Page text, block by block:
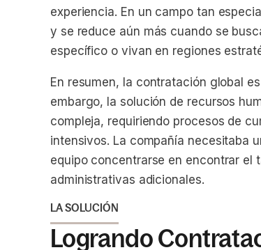
experiencia. En un campo tan
y se reduce aún más cuando se
específico o vivan en regiones
En resumen, la contratación global
embargo, la solución de recursos
compleja, requiriendo procesos de
intensivos. La compañía necesitaba
equipo concentrarse en encontrar el
administrativas adicionales.
LA SOLUCIÓN
Logrando